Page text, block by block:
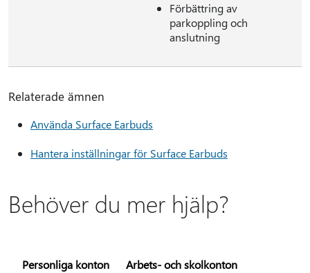
Förbättring av
parkoppling och
anslutning
Relaterade ämnen
Använda Surface Earbuds
Hantera inställningar för Surface Earbuds
Behöver du mer hjälp?
Personliga konton Arbets- och skolkonton